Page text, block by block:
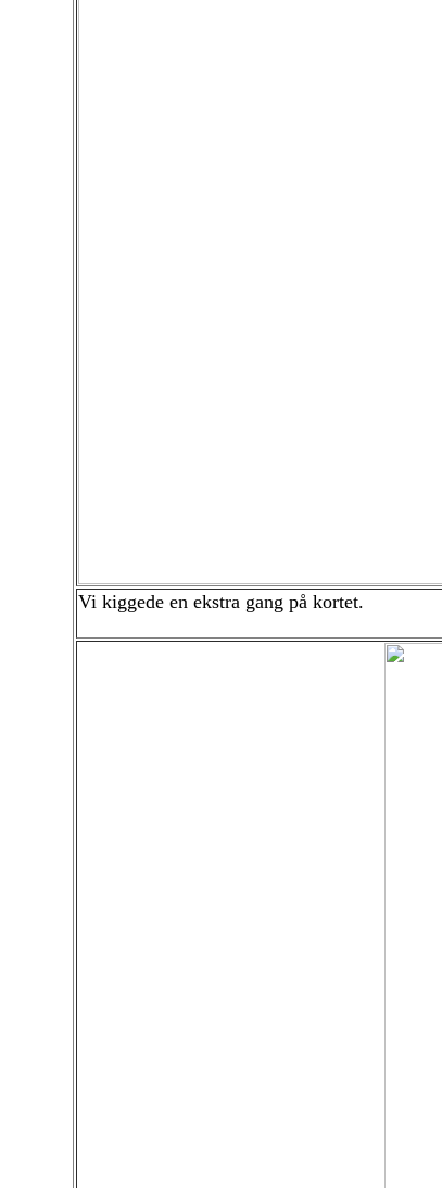
Vi kiggede en ekstra gang på kortet.